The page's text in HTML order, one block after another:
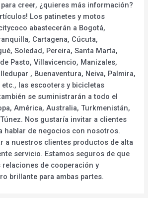
creer, ¿quieres más información?
Los patinetes y motos
abastecerán a Bogotá,
Cartagena, Cúcuta,
Soledad, Pereira, Santa Marta,
Pasto, Villavicencio, Manizales,
, Buenaventura, Neiva, Palmira,
etc., las escooters y bicicletas
se suministrarán a todo el
América, Australia, Turkmenistán,
Nos gustaría invitar a clientes
hablar de negocios con nosotros.
a nuestros clientes productos de alta
servicio. Estamos seguros de que
de cooperación y
brillante para ambas partes.